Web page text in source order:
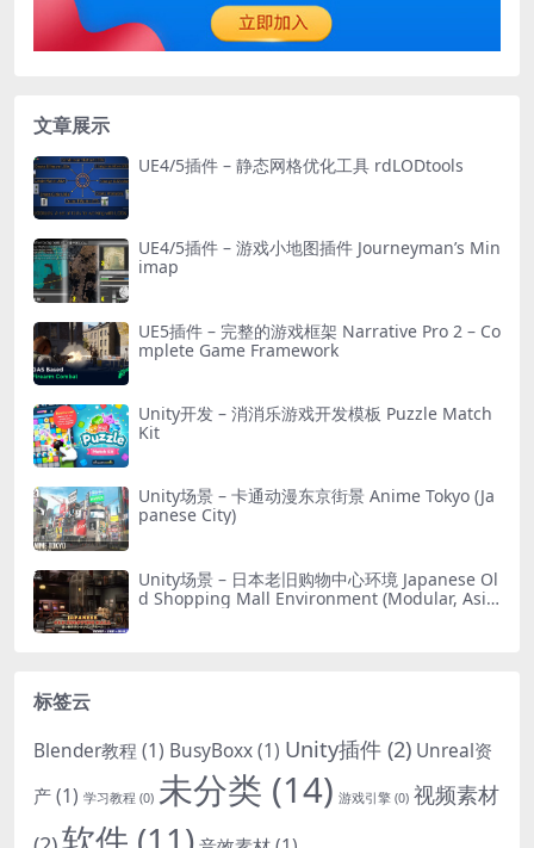
文章展示
UE4/5插件 – 静态网格优化工具 rdLODtools
UE4/5插件 – 游戏小地图插件 Journeyman’s Min
imap
UE5插件 – 完整的游戏框架 Narrative Pro 2 – Co
mplete Game Framework
Unity开发 – 消消乐游戏开发模板 Puzzle Match
Kit
Unity场景 – 卡通动漫东京街景 Anime Tokyo (Ja
panese City)
Unity场景 – 日本老旧购物中心环境 Japanese Ol
d Shopping Mall Environment (Modular, Asia
标签云
Blender教程 (1) BusyBoxx(1) Unity插件 (2) Unreal资
产(1) 学习教程 (0) 未分类 (14) 游戏引擎 (0) 视频素材